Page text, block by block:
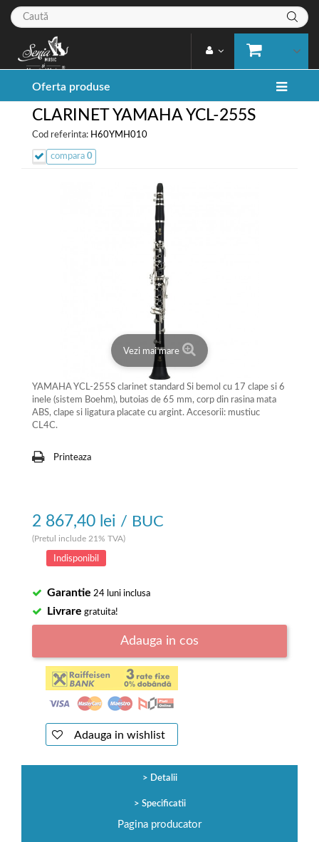
Oferta produse
CLARINET YAMAHA YCL-255S
Cod referinta: H60YMH010
compara 0
Vezi mai mare
YAMAHA YCL-255S clarinet standard Si bemol cu 17 clape si 6
inele (sistem Boehm), butoias de 65 mm, corp din rasina mata
ABS, clape si ligatura placate cu argint. Accesorii: mustiuc
CL4C.
Printeaza
2 867,40 lei / BUC
(Pretul include 21% TVA)
Indisponibil
Garantie 24 luni inclusa
Livrare gratuita!
Adauga in cos
Adauga in wishlist
Detalii
Specificatii
Pagina producator